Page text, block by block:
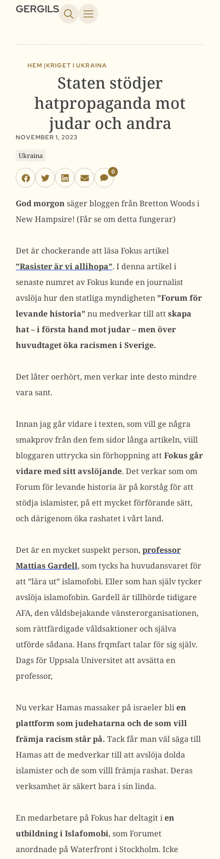
GERGILS
HEM |KRIGET I UKRAINA
Staten stödjer
hatpropaganda mot
judar och andra
NOVEMBER 1, 2023
Ukraina
0
God morgonsäger bloggen från Bretton Woods i
New Hampsire! (Får se om detta fungerar)
Det är chockerande att läsa Fokus artikel
”Rasister är vi allihopa”. I denna artikel i
senaste numret av Fokus kunde en journalist
avslöja hur den statliga myndigheten ”Forum för
levande historia” nu medverkar till attskapa
hat – i första hand mot judar – men över
huvudtaget öka racismen i Sverige.
Det låter oerhört, men verkar inte desto mindre
vara sant.
Innan jag går vidare i texten, som vill ge några
smakprov från den fem sidor långa artikeln, viill
bloggaren uttrycka sin förhoppning attFokus går
vidare med sitt avslöjande. Det verkar som om
Forum för levande historia är på korståg för att
stödja islamister, på ett mycket förförande sätt,
och därigenom öka rashatet i vårt land.
Det är en mycket suspekt person, professor
Mattias Gardell, som tycks ha huvudansvaret för
att ”lära ut” islamofobi. Eller som han själv tycker
avslöja islamofobin. Gardell är tillhörde tidigare
AFA, den våldsbejakande vänsterorganisationen,
som rättfärdigade våldsaktioner och själva
utförde sådana. Hans frqmfart talar för sig själv.
Dags för Uppsala Universitet att avsätta en
professor,
Nu verkar Hamas massaker på israeler blien
plattform som judehatarna och de som vill
främja racism står på. Tack får man väl säga till
Hamas att de medverkar till att avslöja dolda
islamister och de som villl främja rashat. Deras
verksamhet är säkert bara i sin linda.
En medarbetare på Fokus har deltagit ien
utbildning i Islafomobi, som Forumet
anordnade på Waterfront i Stockholm. Icke